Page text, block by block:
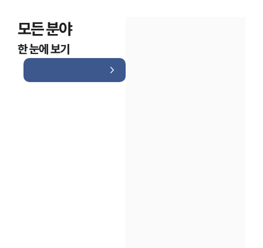
모든 분야
한 눈에 보기